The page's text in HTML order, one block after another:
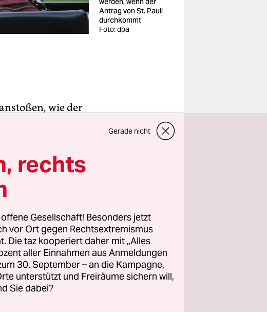
Antrag von St. Pauli
durchkommt
Foto: dpa
wie der
Fußball-Liga
Papier
der TV-
Regel, die
die
in die
haben.
Gerade nicht
rechts
Gesellschaft! Besonders jetzt
vor Ort gegen Rechtsextremismus
Die taz kooperiert daher mit „Alles
aller Einnahmen aus Anmeldungen
30. September – an die Kampagne,
unterstützt und Freiräume sichern will,
Sie dabei?